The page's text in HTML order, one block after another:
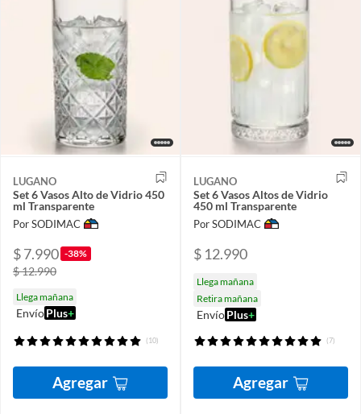
LUGANO
Set 6 Vasos Alto de Vidrio 450
ml Transparente
Por SODIMAC
$ 7.990 -38%
$ 12.990
Llega mañana
EnvíoPlus+
(10)
Agregar
LUGANO
Set 6 Vasos Altos de Vidrio
450 ml Transparente
Por SODIMAC
$ 12.990
Llega mañana
Retira mañana
EnvíoPlus+
(7)
Agregar